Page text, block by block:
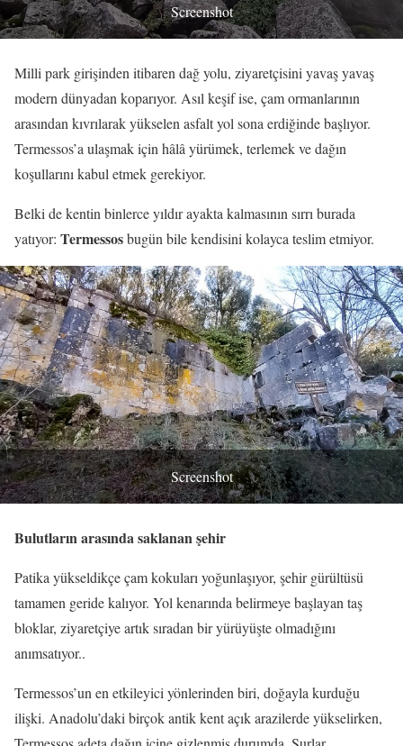
Screenshot
Milli park girişinden itibaren dağ yolu, ziyaretçisini yavaş yavaş
modern dünyadan koparıyor. Asıl keşif ise, çam ormanlarının
arasından kıvrılarak yükselen asfalt yol sona erdiğinde başlıyor.
Termessos’a ulaşmak için hâlâ yürümek, terlemek ve dağın
koşullarını kabul etmek gerekiyor.
Belki de kentin binlerce yıldır ayakta kalmasının sırrı burada
yatıyor: Termessosbugün bile kendisini kolayca teslim etmiyor.
Screenshot
Bulutların arasında saklanan şehir
Patika yükseldikçe çam kokuları yoğunlaşıyor, şehir gürültüsü
tamamen geride kalıyor. Yol kenarında belirmeye başlayan taş
bloklar, ziyaretçiye artık sıradan bir yürüyüşte olmadığını
anımsatıyor..
Termessos’un en etkileyici yönlerinden biri, doğayla kurduğu
ilişki. Anadolu’daki birçok antik kent açık arazilerde yükselirken,